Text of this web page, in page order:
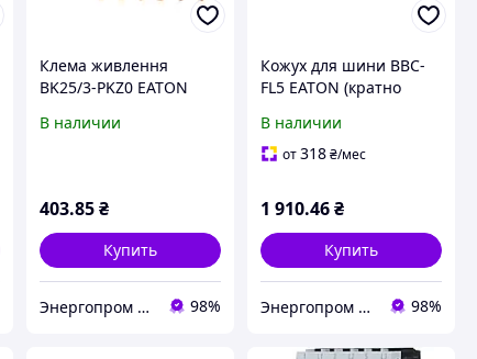
Клема живлення
BK25/3-PKZ0 EATON
В наличии
403.85 ₴
Купить
Энергопром АО 98%
Кожух для шини BBC-
FL5 EATON (кратно
В наличии
от318₴/мес
1 910.46₴
Купить
Энергопром АО 98%